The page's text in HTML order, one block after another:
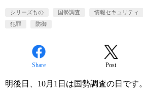
シリーズもの 国勢調査 情報セキュリティ
犯罪
防御
Share Post
明後日、10月1日は国勢調査の日です